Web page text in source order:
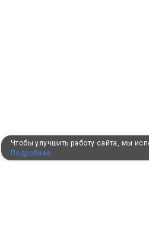
Чтобы улучшить работу сайта, мы
Подробнее